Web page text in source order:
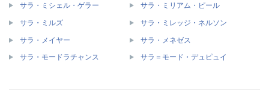
サラ・ミシェル・ゲラー サラ・ミリアム・ピール
サラ・ミルズ サラ・ミレッジ・ネルソン
サラ・メイヤー サラ・メネゼス
サラ・モードラチャンス サラ＝モード・デュピュイ